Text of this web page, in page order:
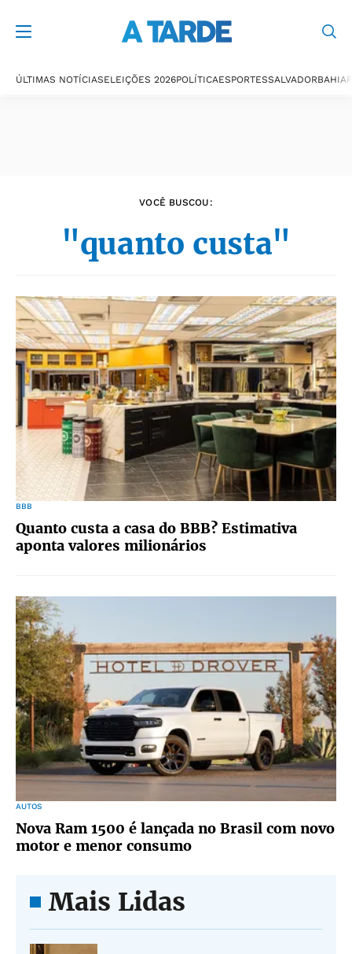
ÚLTIMAS NOTÍCIASELEIÇÕES 2026POLÍTICAESPORTESSALVADORBAHIA
VOCÊ BUSCOU:
"quanto custa"
BBB
Quanto custa a casa do BBB? Estimativa
aponta valores milionários
AUTOS
Nova Ram 1500 é lançada no Brasil com novo
motor e menor consumo
Mais Lidas